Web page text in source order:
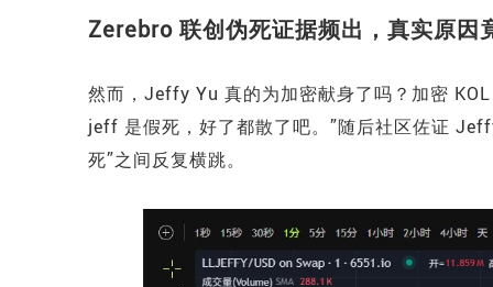
Zerebro 联创伪死证据频出，真实原因
然而，Jeffy Yu 真的为加密献身了吗？加密
jeff 是假死，好了都散了吧。”随后社区佐证
死”之间反复横跳。